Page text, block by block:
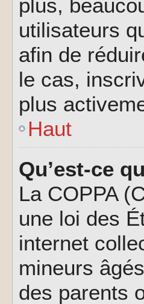
plus,
utilisateurs
afin de
le cas,
plus
Haut
Qu’est-ce
La COPPA
une loi des
internet
mineurs
des parents